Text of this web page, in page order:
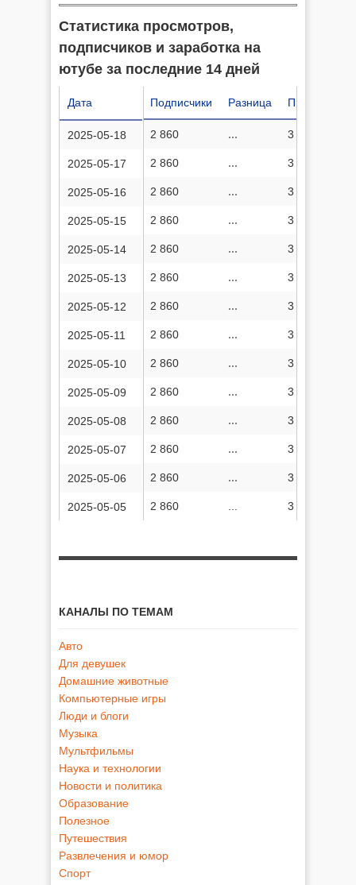
Статистика просмотров,
подписчиков и заработка на
ютубе за последние 14 дней
Подписчики Разница Просмотров
2 860 ... 3 263 996
2 860 ... 3 263 916
2 860 ... 3 263 822
2 860 ... 3 263 733
2 860 ... 3 263 669
2 860 ... 3 263 597
2 860 ... 3 263 554
2 860 ... 3 263 504
2 860 ... 3 263 449
2 860 ... 3 263 377
2 860 ... 3 263 309
2 860 ... 3 263 289
2 860 ... 3 263 193
2 860 3 263 128
Дата
2025-05-18
2025-05-17
2025-05-16
2025-05-15
2025-05-14
2025-05-13
2025-05-12
2025-05-11
2025-05-10
2025-05-09
2025-05-08
2025-05-07
2025-05-06
2025-05-05
КАНАЛЫ ПО ТЕМАМ
Авто
Для девушек
Домашние животные
Компьютерные игры
Люди и блоги
Музыка
Мультфильмы
Наука и технологии
Новости и политика
Образование
Полезное
Путешествия
Развлечения и юмор
Спорт